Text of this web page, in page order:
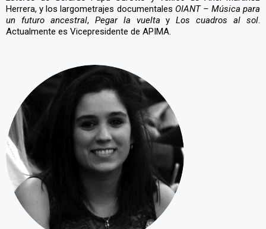
Herrera, y los largometrajes documentales OIANT – Música para
un futuro ancestral, Pegar la vuelta yLos cuadros al sol.
Actualmente es Vicepresidente de APIMA.